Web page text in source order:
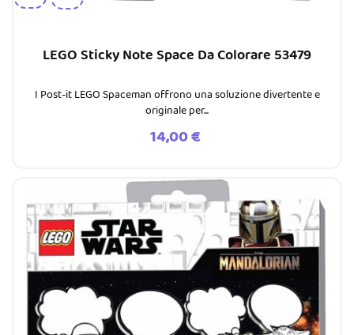
LEGO Sticky Note Space Da Colorare 53479
I Post-it LEGO Spaceman offrono una soluzione divertente e
originale per...
Prezzo
14,00 €